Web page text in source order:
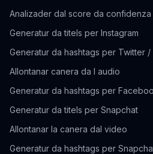
Analizader dal score da
Generatur da titels per Instagram
Generatur da hashtags per Twitter /
Allontanar canera da l audio
Generatur da hashtags per
Generatur da titels per Snapchat
Allontanar la canera dal video
Generatur da hashtags per